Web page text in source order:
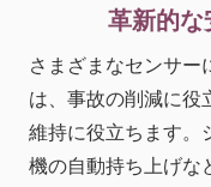
革新的な
さまざまなセンサー
は、事故の削減に役
維持に役立ちます。
機の自動持ち上げな